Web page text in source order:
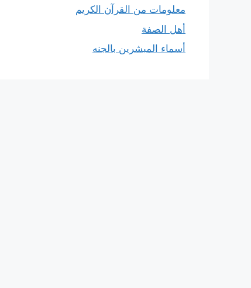
معلومات من القرآن الكريم
أهل الصفة
أسماء المبشرين بالجنه